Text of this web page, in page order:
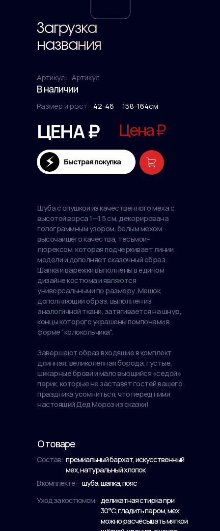
Шуба с опушкой из качественного меха с
высотой ворса 1—1,5 см, декорирована
голограммным узором, белым мехом
высочайшего качества, тесьмой-
люрексом, которая подчеркивает линии
модели и дополняет сказочный образ.
Шапка и варежки выполнены в едином
дизайне костюма и являются
универсальными по размеру. Мешок,
дополняющий образ, выполнен из
аналогичной ткани, затягивается на шнур,
концы которого украшены помпонами в
форме "колокольчика".
Завершают образ входящие в комплект
длинная, великолепная борода, густые,
шикарные брови и мало вьющийся «седой»
парик, которые не заставят гостей вашего
праздника усомниться, что перед ними
настоящий Дед Мороз из сказки!
ЦЕНА ₽
Загрузка
названия
Уход за костюмом: деликатная стирка при
30°C, гладить паром, мех
можно расчёсывать мягкой
В комплекте: шуба, шапка, пояс
Состав: премиальный бархат, искусственный
мех, натуральный хлопок
О товаре
В наличии
Артикул
Артикул:
Размер и рост: 42-46 158-164см
Быстрая покупка
Цена ₽